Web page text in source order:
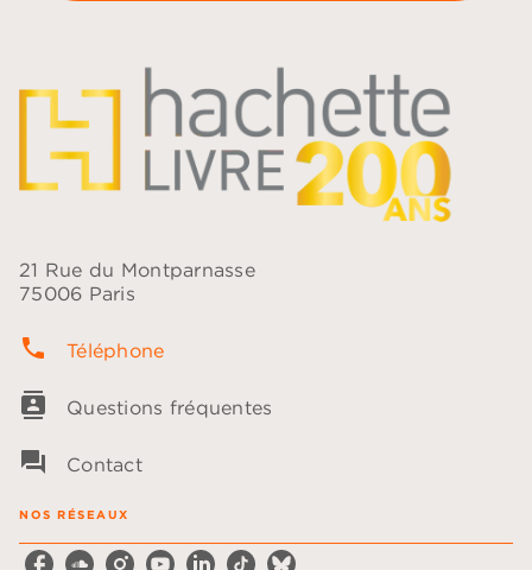
21 Rue du Montparnasse
75006 Paris
phone Téléphone
contacts Questions fréquentes
question_answer Contact
NOS RÉSEAUX